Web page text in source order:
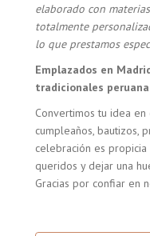
elaborado con
totalmente
lo que prestamos
Emplazados en
tradicionales
Convertimos tu idea
cumpleaños, bautizos,
celebración es
queridos y dejar una
Gracias por confiar en